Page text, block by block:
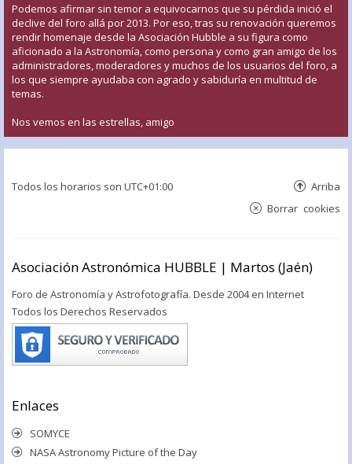
Podemos afirmar sin temor a equivocarnos que su pérdida inició el
declive del foro allá por 2013. Por eso, tras su renovación queremos
rendir homenaje desde la Asociación Hubble a su figura como
aficionado a la Astronomía, como persona y como gran amigo de los
administradores, moderadores y muchos de los usuarios del foro, a
los que siempre ayudaba con agrado y sabiduría en multitud de
temas.
Nos vemos en las estrellas, amigo
Todos los horarios son UTC+01:00 Arriba
Borrar cookies
Asociación Astronómica HUBBLE | Martos (Jaén)
Foro de Astronomía y Astrofotografía. Desde 2004 en Internet
Todos los Derechos Reservados
Enlaces
SOMYCE
NASA Astronomy Picture of the Day